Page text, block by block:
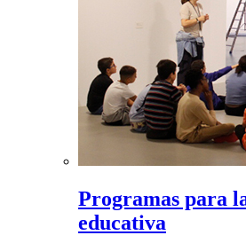
Programas para
educativa